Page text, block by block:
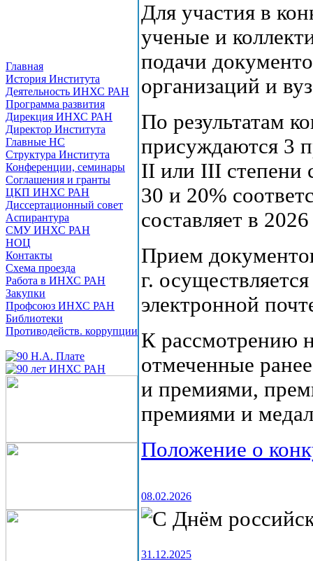
Главная
История Института
Деятельность ИНХС РАН
Программа развития
Дирекция ИНХС РАН
Директор Института
Главные НС
Структура Института
Конференции, семинары
Соглашения и гранты
ЦКП ИНХС РАН
Диссертационный совет
Аспирантура
СМУ ИНХС РАН
НОЦ
Контакты
Схема проезда
Работа в ИНХС РАН
Закупки
Профсоюз ИНХС РАН
Библиотеки
Противодейств. коррупции
Для участия в
ученые и
подачи
организаций и
По результатам
присуждаются 3
II или III степени
30 и 20%
составляет в
Прием
г.
электронной
К рассмотрению
отмеченные
и премиями,
премиями и
Положение о
08.02.2026
31.12.2025